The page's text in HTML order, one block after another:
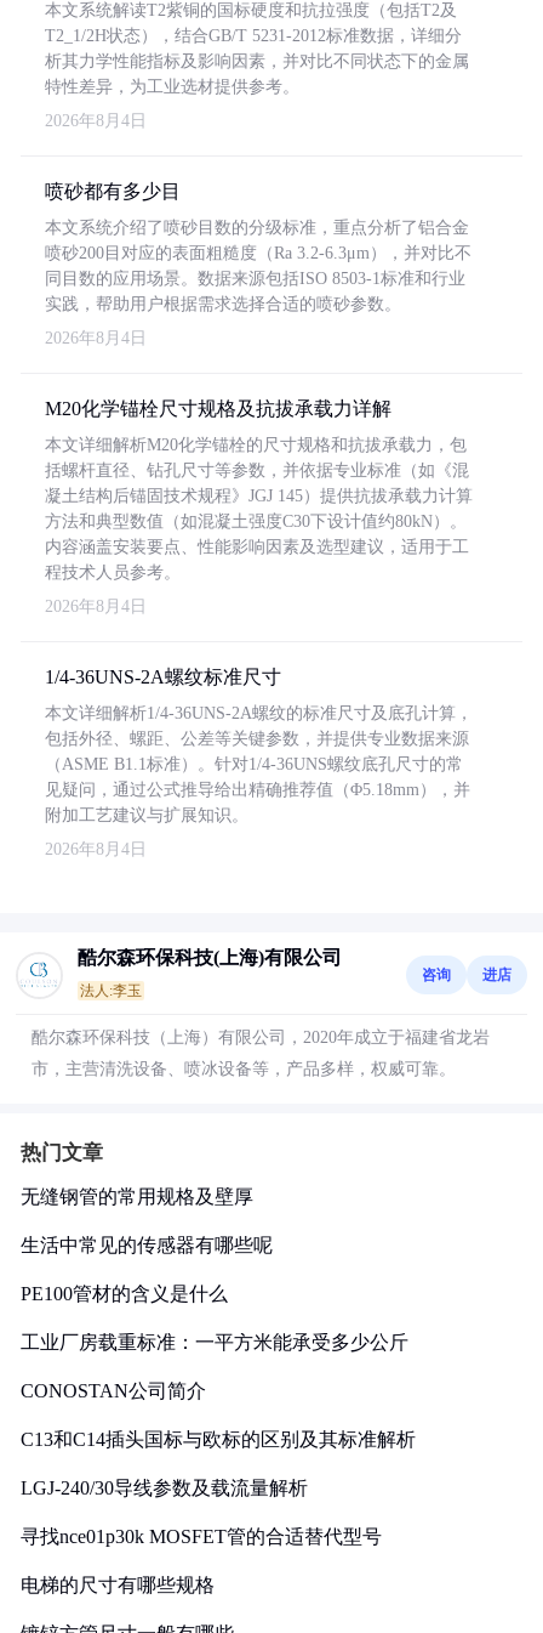
本文系统解读T2紫铜的国标硬度和抗拉强度（包括T2及
T2_1/2H状态），结合GB/T 5231-2012标准数据，详细分
析其力学性能指标及影响因素，并对比不同状态下的金属
特性差异，为工业选材提供参考。
2026年8月4日
喷砂都有多少目
本文系统介绍了喷砂目数的分级标准，重点分析了铝合金
喷砂200目对应的表面粗糙度（Ra 3.2-6.3μm），并对比不
同目数的应用场景。数据来源包括ISO 8503-1标准和行业
实践，帮助用户根据需求选择合适的喷砂参数。
2026年8月4日
M20化学锚栓尺寸规格及抗拔承载力详解
本文详细解析M20化学锚栓的尺寸规格和抗拔承载力，包
括螺杆直径、钻孔尺寸等参数，并依据专业标准（如《混
凝土结构后锚固技术规程》JGJ 145）提供抗拔承载力计算
方法和典型数值（如混凝土强度C30下设计值约80kN）。
内容涵盖安装要点、性能影响因素及选型建议，适用于工
程技术人员参考。
2026年8月4日
1/4-36UNS-2A螺纹标准尺寸
本文详细解析1/4-36UNS-2A螺纹的标准尺寸及底孔计算，
包括外径、螺距、公差等关键参数，并提供专业数据来源
（ASME B1.1标准）。针对1/4-36UNS螺纹底孔尺寸的常
见疑问，通过公式推导给出精确推荐值（Φ5.18mm），并
附加工艺建议与扩展知识。
2026年8月4日
酷尔森环保科技(上海)有限公司
法人:李玉
咨询 进店
酷尔森环保科技（上海）有限公司，2020年成立于福建省龙岩
市，主营清洗设备、喷冰设备等，产品多样，权威可靠。
热门文章
无缝钢管的常用规格及壁厚
生活中常见的传感器有哪些呢
PE100管材的含义是什么
工业厂房载重标准：一平方米能承受多少公斤
CONOSTAN公司简介
C13和C14插头国标与欧标的区别及其标准解析
LGJ-240/30导线参数及载流量解析
寻找nce01p30k MOSFET管的合适替代型号
电梯的尺寸有哪些规格